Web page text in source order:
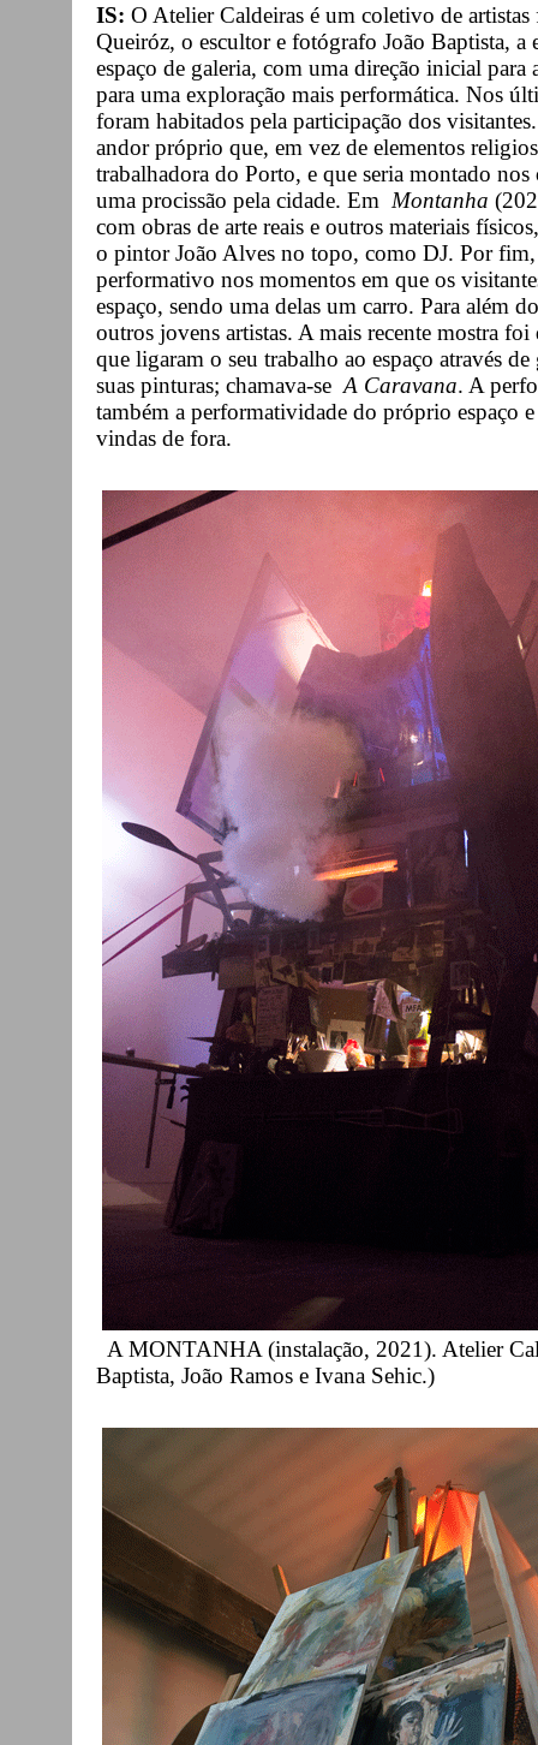
IS: O Atelier Caldeiras é um coletivo de
Queiróz, o escultor e fotógrafo João Baptista, a
espaço de galeria, com uma direção inicial para
para uma exploração mais performática. Nos
foram habitados pela participação dos
andor próprio que, em vez de elementos
trabalhadora do Porto, e que seria montado
uma procissão pela cidade. Em Montanha
com obras de arte reais e outros materiais
o pintor João Alves no topo, como DJ. Por
performativo nos momentos em que os
espaço, sendo uma delas um carro. Para além
outros jovens artistas. A mais recente mostra
que ligaram o seu trabalho ao espaço através
suas pinturas; chamava-se A Caravana. A
também a performatividade do próprio espaço
vindas de fora.
A MONTANHA (instalação, 2021). Atelier
Baptista, João Ramos e Ivana Sehic.)